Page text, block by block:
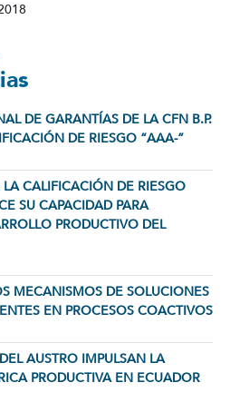
DE GARANTÍAS DE LA CFN B.P.
DE RIESGO “AAA-”
CALIFICACIÓN DE RIESGO
SU CAPACIDAD PARA
PRODUCTIVO DEL
MECANISMOS DE SOLUCIONES
EN PROCESOS COACTIVOS
AUSTRO IMPULSAN LA
PRODUCTIVA EN ECUADOR